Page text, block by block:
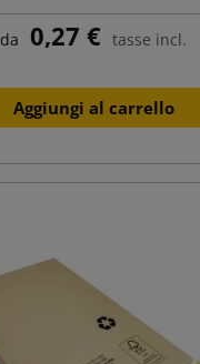
da 0,27 € tasse incl.
Aggiungi al carrello